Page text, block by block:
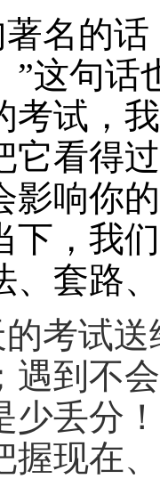
名的话
”这句话
考试 ，
它看得
影响你
下，我
、套路
考试
遇到不
丢分！
握现在